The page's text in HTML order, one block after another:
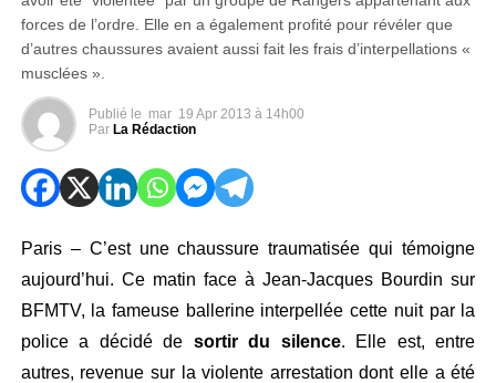
forces de l’ordre. Elle en a également profité pour révéler que
d’autres chaussures avaient aussi fait les frais d’interpellations «
musclées ».
Publié le mar 19 Apr 2013 à 14h00
Par La Rédaction
Paris – C’est une chaussure traumatisée qui témoigne
aujourd’hui. Ce matin face à Jean-Jacques Bourdin sur
BFMTV, la fameuse ballerine interpellée cette nuit par la
police a décidé de sortir du silence. Elle est, entre
autres, revenue sur la violente arrestation dont elle a été